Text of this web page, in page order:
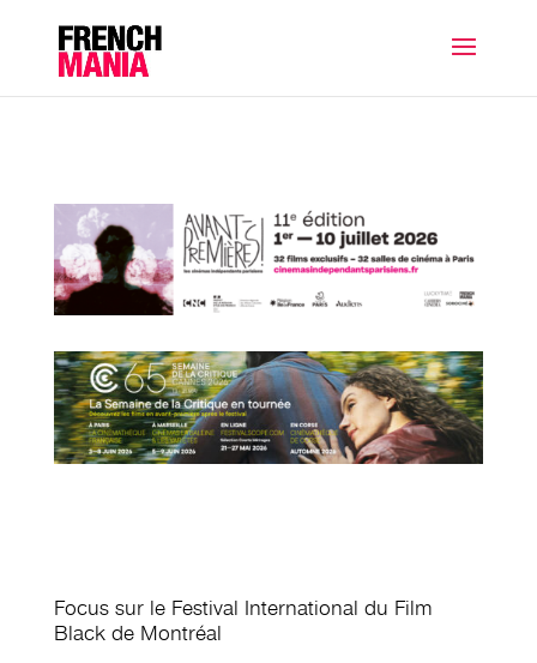
Focus sur le Festival International du Film
Black de Montréal